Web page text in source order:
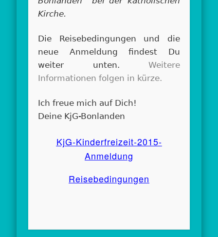
Kirche.
Die Reisebedingungen und die
neue Anmeldung findest Du
weiter unten. Weitere
Informationen folgen in kürze.
Ich freue mich auf Dich!
Deine KjG-Bonlanden
KjG-Kinderfreizeit-2015-
Anmeldung
Reisebedingungen